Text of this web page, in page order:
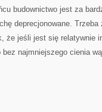
budownictwo jest za
deprecjonowane.
że jeśli jest się relatywnie
najmniejszego cienia